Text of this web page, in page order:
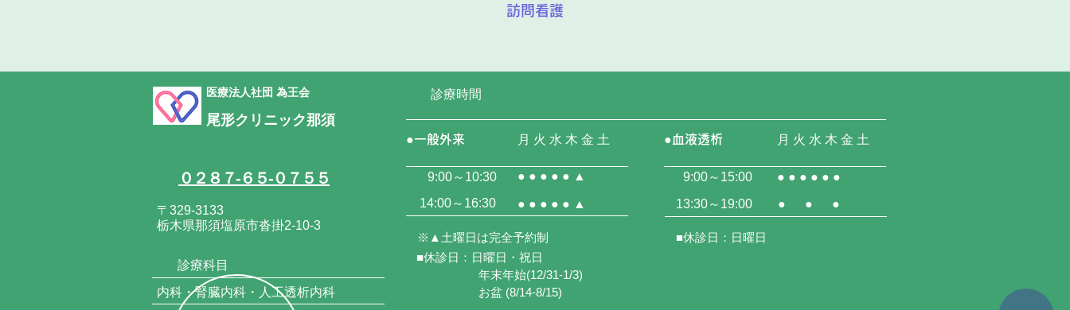
訪問看護
医療法人社団 為王会
尾形クリニック那須
０２８７-６５-０７５５
〒329-3133
栃木県那須塩原市沓掛2-10-3
診療科目
内科・腎臓内科・人工透析内科
診療時間
●一般外来 月 火 水 木 金 土
9:00～10:30
● ● ● ● ● ▲
14:00～16:30
● ● ● ● ● ▲
※▲土曜日は完全予約制
●血液透析 月 火 水 木 金 土
9:00～15:00
● ● ● ● ● ●
13:30～19:00
● ● ●
■休診日：日曜日
■休診日：日曜日・祝日
年末年始(12/31-1/3)
お盆 (8/14-8/15)